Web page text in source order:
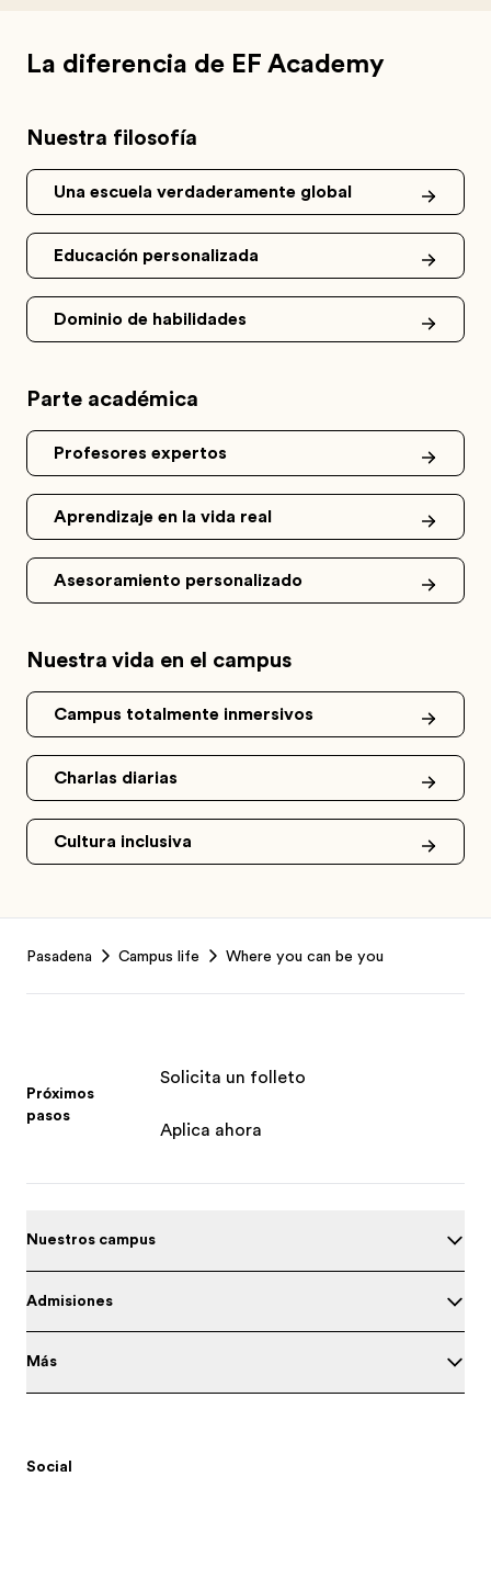
La diferencia de EF Academy
Nuestra filosofía
Una escuela verdaderamente global
Educación personalizada
Dominio de habilidades
Parte académica
Profesores expertos
Aprendizaje en la vida real
Asesoramiento personalizado
Nuestra vida en el campus
Campus totalmente inmersivos
Charlas diarias
Cultura inclusiva
Pasadena Campus life Where you can be you
Próximos
pasos
Solicita un folleto
Aplica ahora
Nuestros campus
Admisiones
Más
Social